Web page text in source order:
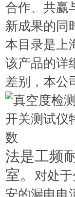
合作、共赢
新成果的同
本目录是上
该产品的详
差别，本公
法是工频
室。 对处